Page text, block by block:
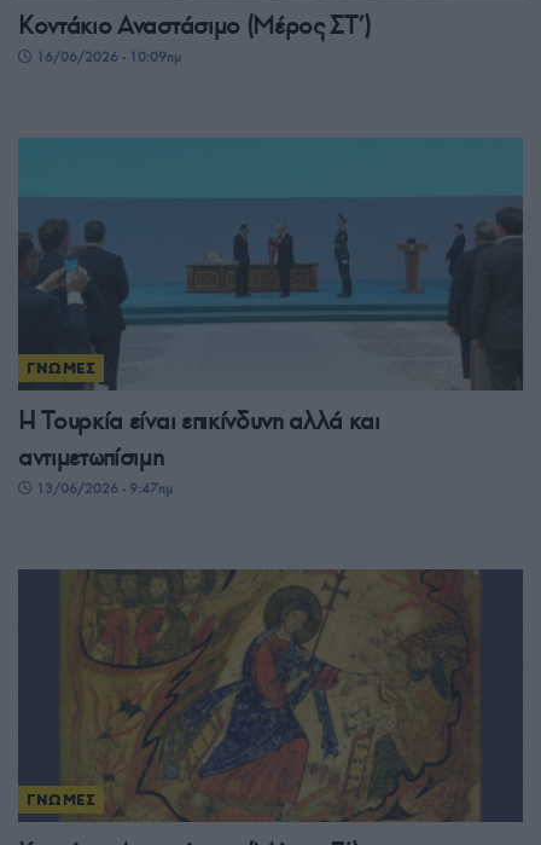
Κοντάκιο Αναστάσιμο (Μέρος ΣΤ’)
16/06/2026 - 10:09πμ
ΓΝΩΜΕΣ
Η Τουρκία είναι επικίνδυνη αλλά και
αντιμετωπίσιμη
13/06/2026 - 9:47πμ
ΓΝΩΜΕΣ